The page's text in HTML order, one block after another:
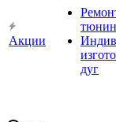
Акции
дуг